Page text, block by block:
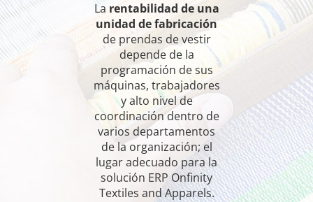
La rentabilidad de una
unidad de fabricación
de prendas de vestir
depende de la
programación de sus
máquinas, trabajadores
y alto nivel de
coordinación dentro de
varios departamentos
de la organización; el
lugar adecuado para la
solución ERP Onfinity
Textiles and Apparels.